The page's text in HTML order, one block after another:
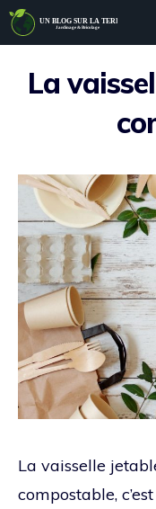
Aller
au
contenu
La
La vaisselle
compostable,